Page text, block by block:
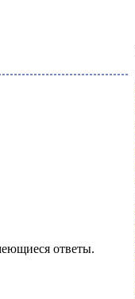
ответы.